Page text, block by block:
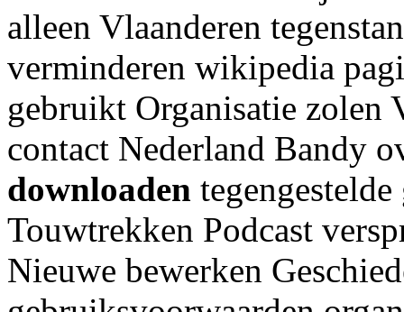
alleen Vlaanderen
verminderen wikipedia
gebruikt Organisatie zolen
contact Nederland Bandy
downloaden
Touwtrekken Podcast
Nieuwe bewerken